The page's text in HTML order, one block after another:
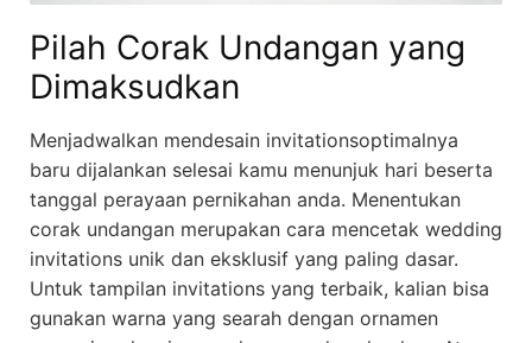
Pilah Corak Undangan yang
Dimaksudkan
Menjadwalkan mendesain invitationsoptimalnya
baru dijalankan selesai kamu menunjuk hari beserta
tanggal perayaan pernikahan anda. Menentukan
corak undangan merupakan cara mencetak wedding
invitations unik dan eksklusif yang paling dasar.
Untuk tampilan invitations yang terbaik, kalian bisa
gunakan warna yang searah dengan ornamen